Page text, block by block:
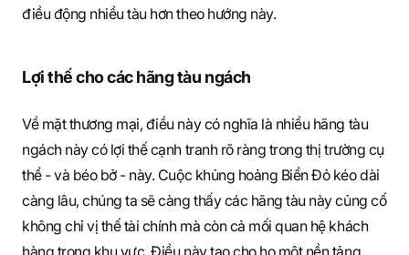
điều động nhiều tàu hơn theo hướng này.
Lợi thế cho các hãng tàu ngách
Về mặt thương mại, điều này có nghĩa là nhiều hãng tàu
ngách này có lợi thế cạnh tranh rõ ràng trong thị trường cụ
thể - và béo bở - này. Cuộc khủng hoảng Biển Đỏ kéo dài
càng lâu, chúng ta sẽ càng thấy các hãng tàu này củng cố
không chỉ vị thế tài chính mà còn cả mối quan hệ khách
hàng trong khu vực. Điều này tạo cho họ một nền tảng